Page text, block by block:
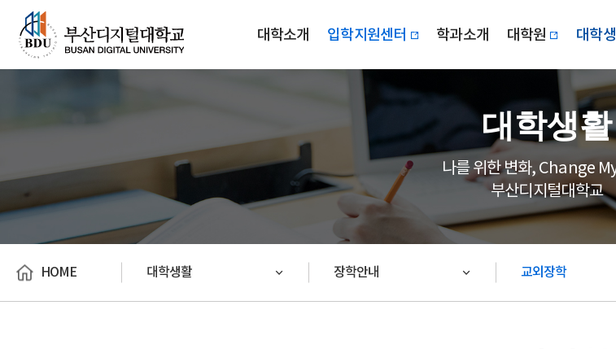
대학소개 입학지원센터 학과소개 대학원 대학
대학생활
나를 위한 변화, Change
부산디지털대학교
HOME 대학생활 장학안내 교외장학